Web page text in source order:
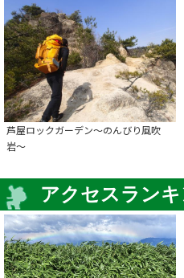
芦屋ロックガーデン〜のんびり風吹
岩〜
アクセスラン